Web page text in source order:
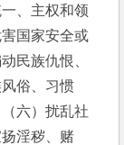
、主权和领
国家安全或
民族仇恨、
俗、习惯
六）扰乱社
淫秽、赌